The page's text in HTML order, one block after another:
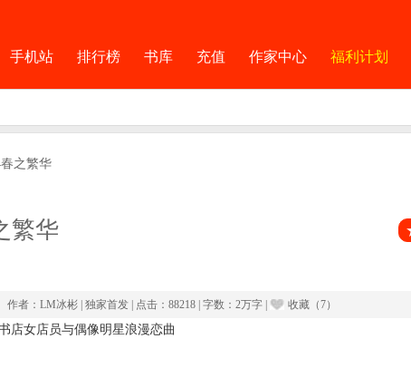
手机站 排行榜 书库 充值 作家中心 福利计划
之繁华
繁华
作者： LM冰彬 独家首发 点击： 88218 字数：2万字 收藏（7）
店女店员与偶像明星浪漫恋曲